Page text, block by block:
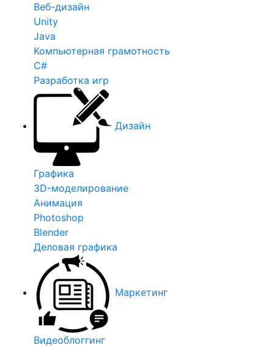
Веб-дизайн
Unity
Java
Компьютерная грамотность
C#
Разработка игр
Дизайн
Графика
3D-моделирование
Анимация
Photoshop
Blender
Деловая графика
Маркетинг
Видеоблоггинг